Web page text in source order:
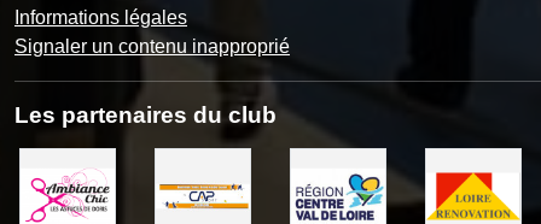
Informations légales
Signaler un contenu inapproprié
Les partenaires du club